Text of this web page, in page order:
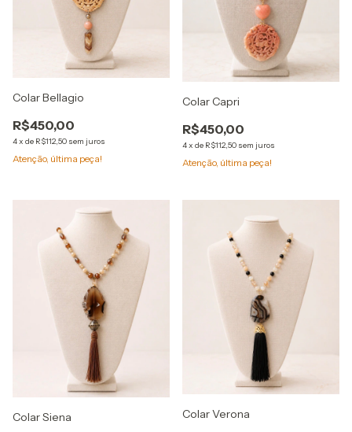
Colar Bellagio
R$450,00
4x de R$112,50 sem juros
Atenção, última peça!
Colar Capri
R$450,00
4x de R$112,50 sem juros
Atenção, última peça!
Colar Siena Colar Verona